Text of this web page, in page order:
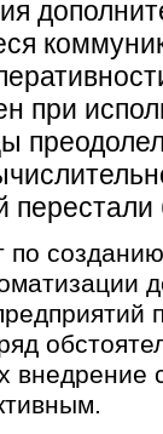
при
по
внедрение